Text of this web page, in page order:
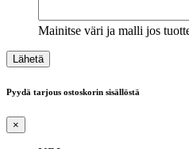
Mainitse väri ja malli jos
Pyydä tarjous ostoskorin sisällöstä
×